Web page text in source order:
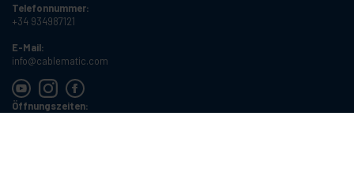
Telefonnummer:
+34 934987121
E-Mail:
info@cablematic.com
Öffnungszeiten: